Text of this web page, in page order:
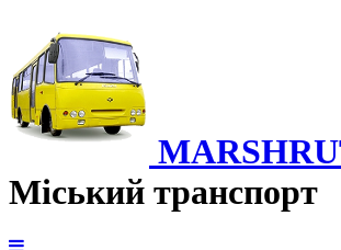
Міський транспорт